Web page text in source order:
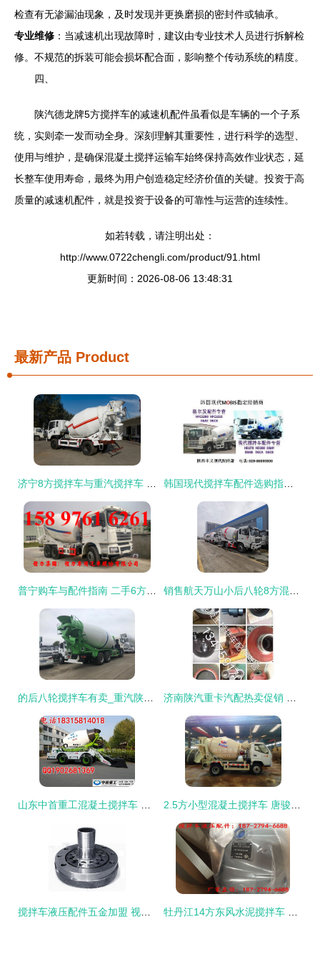
检查有无渗漏油现象，及时发现并更换磨损的密封件或轴承。
专业维修 ：当减速机出现故障时，建议由专业技术人员进行拆解检
修。不规范的拆装可能会损坏配合面，影响整个传动系统的精度。
四、
陕汽德龙牌5方搅拌车的减速机配件虽看似是车辆的一个子系
统，实则牵一发而动全身。深刻理解其重要性，进行科学的选型、
使用与维护，是确保混凝土搅拌运输车始终保持高效作业状态，延
长整车使用寿命，最终为用户创造稳定经济价值的关键。投资于高
质量的减速机配件，就是投资于设备的可靠性与运营的连续性。
如若转载，请注明出处：
http://www.0722chengli.com/product/91.html
更新时间：2026-08-06 13:48:31
最新产品 Product